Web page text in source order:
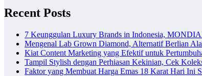
Recent Posts
7 Keunggulan Luxury Brands in Indonesia,
Mengenal Lab Grown Diamond, Alternatif Berlian
Kiat Content Marketing yang Efektif untuk
Tampil Stylish dengan Perhiasan Kekinian, Cek
Faktor yang Membuat Harga Emas 18 Karat Hari Ini